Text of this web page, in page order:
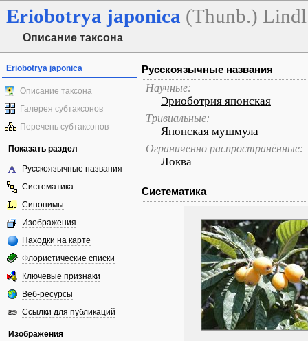
Eriobotrya japonica (Thunb.)
Описание таксона
Eriobotrya japonica
Описание таксона
Галерея субтаксонов
Перечень субтаксонов
Показать раздел
Русскоязычные названия
Систематика
Синонимы
Изображения
Находки на карте
Флористические списки
Ключевые признаки
Веб-ресурсы
Ссылки для публикаций
Изображения
Русскоязычные названия
Научные:
Эриоботрия японская
Тривиальные:
Японская мушмула
Ограниченно распространённые:
Локва
Систематика